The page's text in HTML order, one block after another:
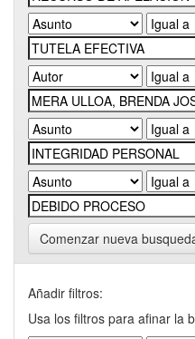
Comenzar nueva
Añadir filtros:
Usa los filtros para afinar la